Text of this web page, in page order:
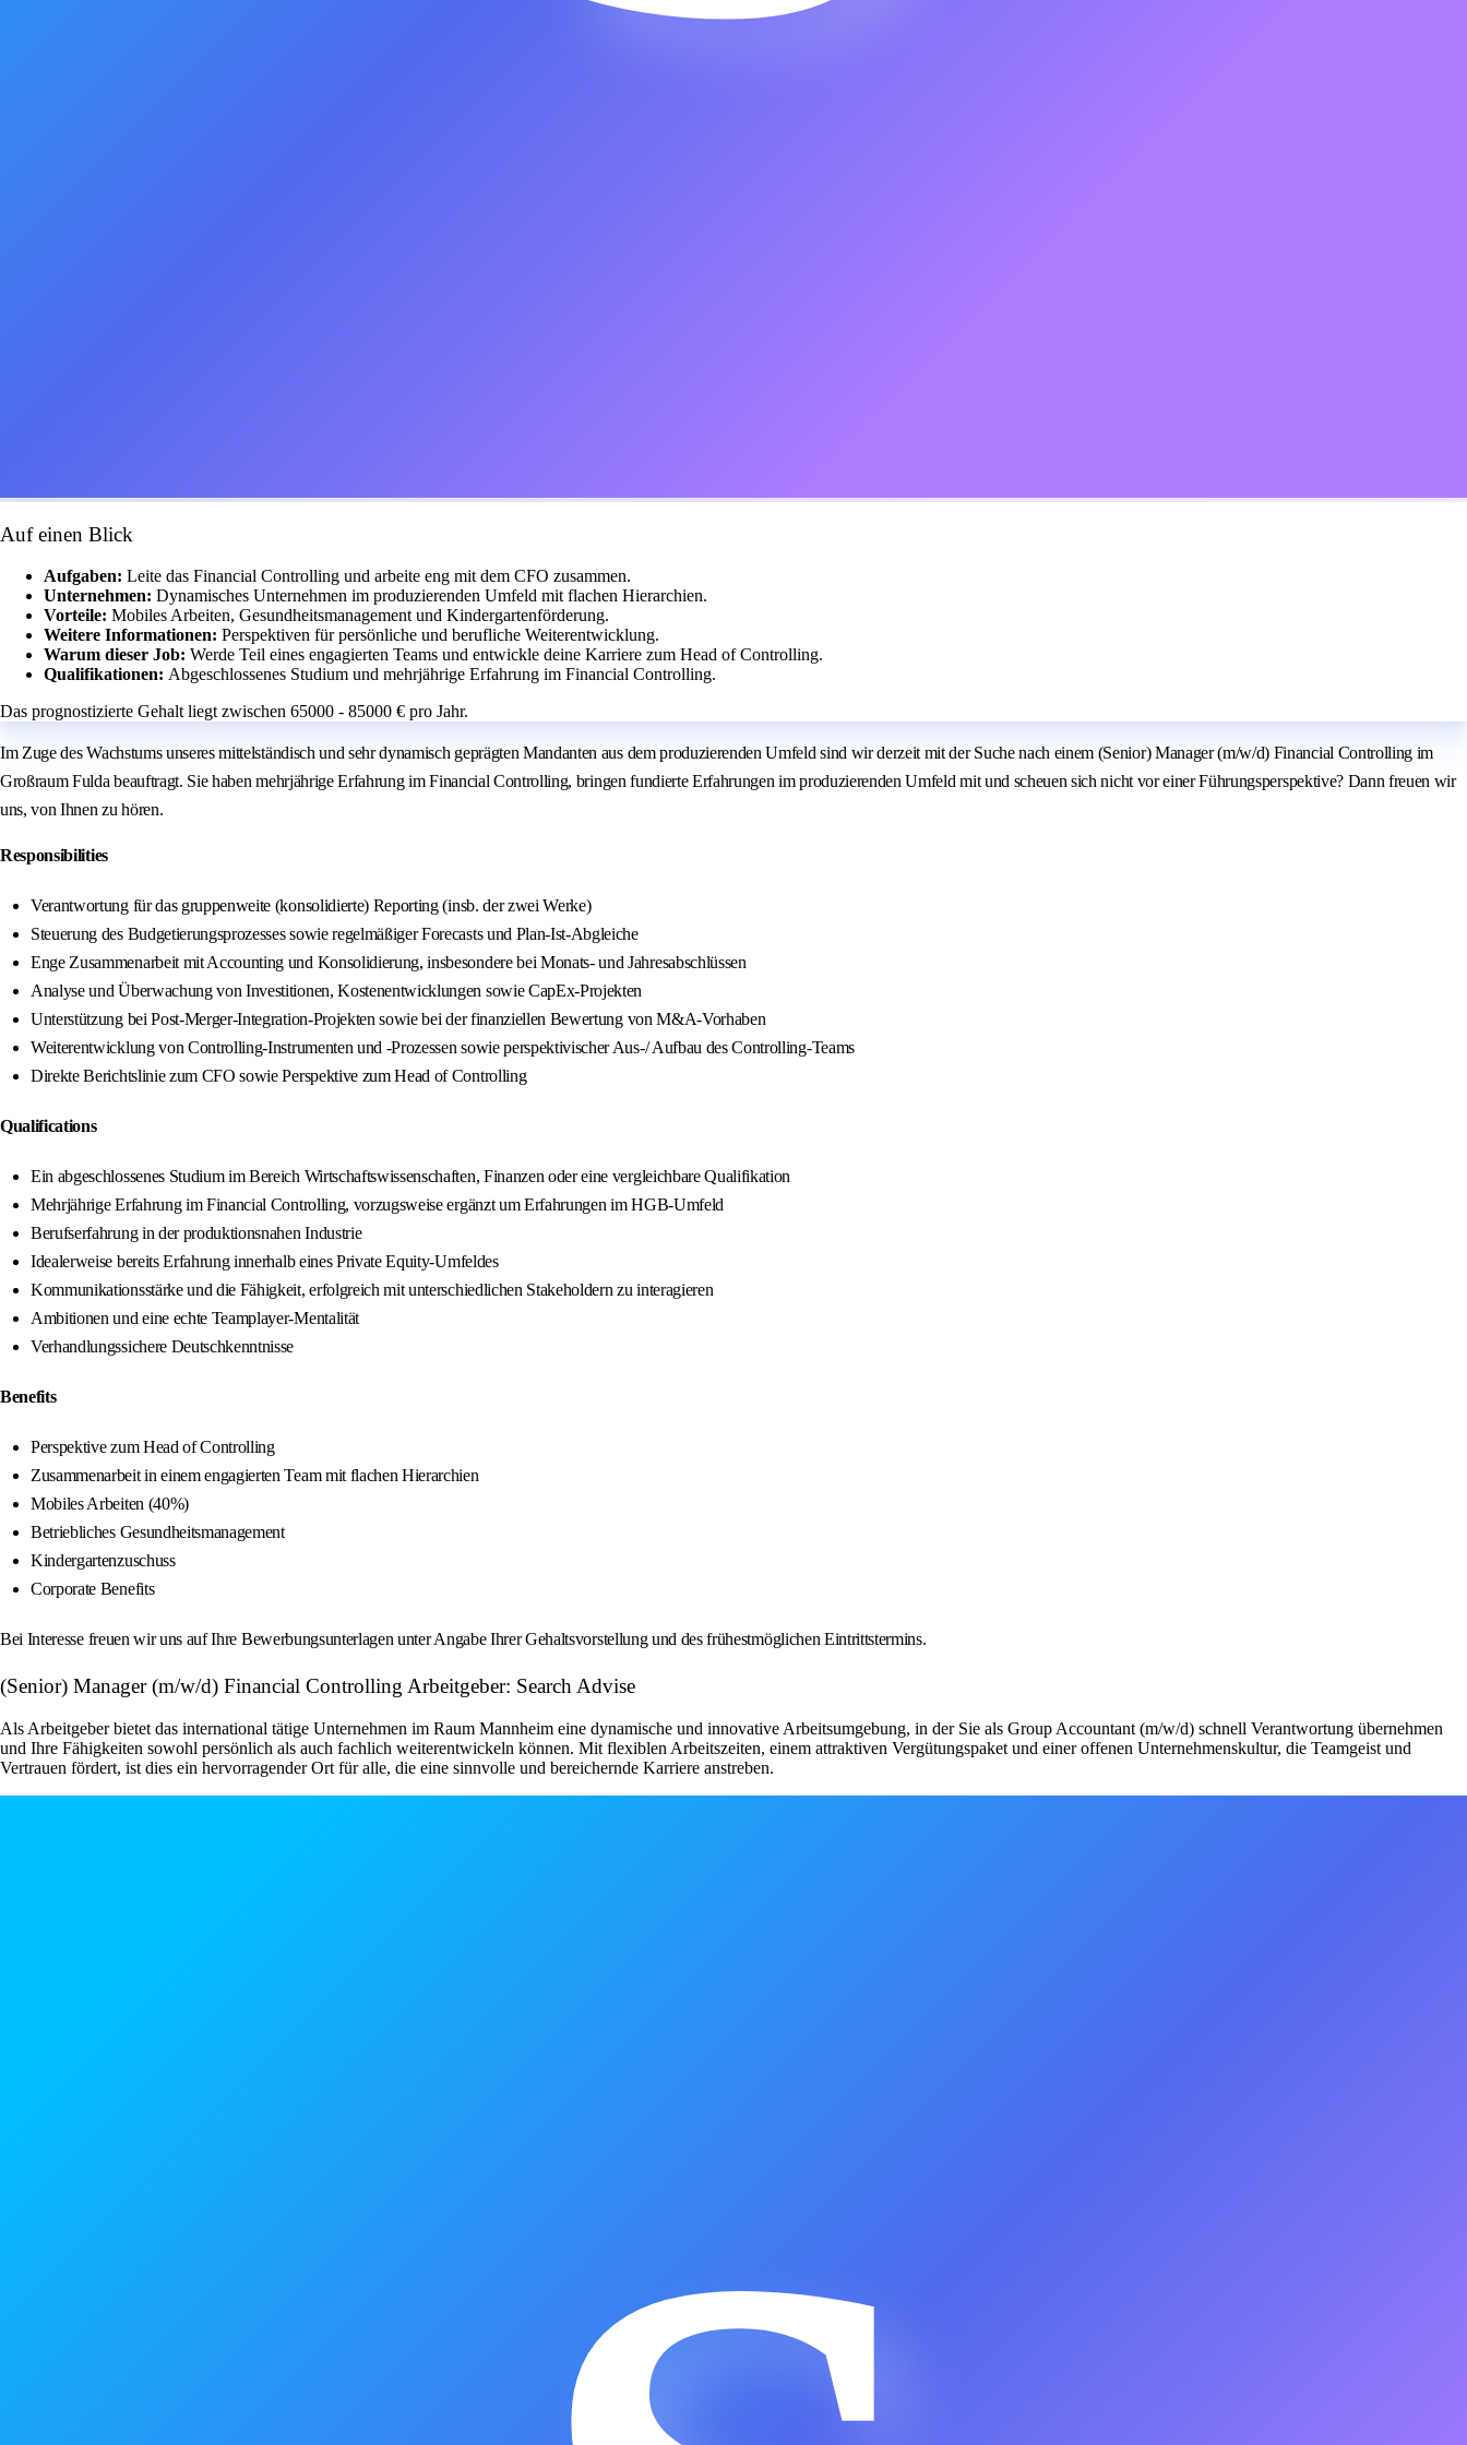
Auf einen Blick
Aufgaben: Leite das Financial Controlling und arbeite eng mit dem CFO zusammen.
Unternehmen: Dynamisches Unternehmen im produzierenden Umfeld mit flachen Hierarchien.
Vorteile: Mobiles Arbeiten, Gesundheitsmanagement und Kindergartenförderung.
Weitere Informationen: Perspektiven für persönliche und berufliche Weiterentwicklung.
Warum dieser Job: Werde Teil eines engagierten Teams und entwickle deine Karriere zum Head of Controlling.
Qualifikationen: Abgeschlossenes Studium und mehrjährige Erfahrung im Financial Controlling.
Das prognostizierte Gehalt liegt zwischen 65000 - 85000 € pro Jahr.
Im Zuge des Wachstums unseres mittelständisch und sehr dynamisch geprägten Mandanten aus dem produzierenden Umfeld sind wir derzeit mit der Suche nach einem (Senior) Manager (m/w/d) Financial Controlling im
Großraum Fulda beauftragt. Sie haben mehrjährige Erfahrung im Financial Controlling, bringen fundierte Erfahrungen im produzierenden Umfeld mit und scheuen sich nicht vor einer Führungsperspektive? Dann freuen wir
uns, von Ihnen zu hören.
Responsibilities
Verantwortung für das gruppenweite (konsolidierte) Reporting (insb. der zwei Werke)
Steuerung des Budgetierungsprozesses sowie regelmäßiger Forecasts und Plan-Ist-Abgleiche
Enge Zusammenarbeit mit Accounting und Konsolidierung, insbesondere bei Monats- und Jahresabschlüssen
Analyse und Überwachung von Investitionen, Kostenentwicklungen sowie CapEx-Projekten
Unterstützung bei Post-Merger-Integration-Projekten sowie bei der finanziellen Bewertung von M&A-Vorhaben
Weiterentwicklung von Controlling-Instrumenten und -Prozessen sowie perspektivischer Aus-/ Aufbau des Controlling-Teams
Direkte Berichtslinie zum CFO sowie Perspektive zum Head of Controlling
Qualifications
Ein abgeschlossenes Studium im Bereich Wirtschaftswissenschaften, Finanzen oder eine vergleichbare Qualifikation
Mehrjährige Erfahrung im Financial Controlling, vorzugsweise ergänzt um Erfahrungen im HGB-Umfeld
Berufserfahrung in der produktionsnahen Industrie
Idealerweise bereits Erfahrung innerhalb eines Private Equity-Umfeldes
Kommunikationsstärke und die Fähigkeit, erfolgreich mit unterschiedlichen Stakeholdern zu interagieren
Ambitionen und eine echte Teamplayer-Mentalität
Verhandlungssichere Deutschkenntnisse
Benefits
Perspektive zum Head of Controlling
Zusammenarbeit in einem engagierten Team mit flachen Hierarchien
Mobiles Arbeiten (40%)
Betriebliches Gesundheitsmanagement
Kindergartenzuschuss
Corporate Benefits
Bei Interesse freuen wir uns auf Ihre Bewerbungsunterlagen unter Angabe Ihrer Gehaltsvorstellung und des frühestmöglichen Eintrittstermins.
(Senior) Manager (m/w/d) Financial Controlling Arbeitgeber: Search Advise
Als Arbeitgeber bietet das international tätige Unternehmen im Raum Mannheim eine dynamische und innovative Arbeitsumgebung, in der Sie als Group Accountant (m/w/d) schnell Verantwortung übernehmen
und Ihre Fähigkeiten sowohl persönlich als auch fachlich weiterentwickeln können. Mit flexiblen Arbeitszeiten, einem attraktiven Vergütungspaket und einer offenen Unternehmenskultur, die Teamgeist und
Vertrauen fördert, ist dies ein hervorragender Ort für alle, die eine sinnvolle und bereichernde Karriere anstreben.